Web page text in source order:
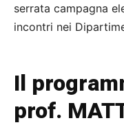
serrata campagna
incontri nei
Il
prof.